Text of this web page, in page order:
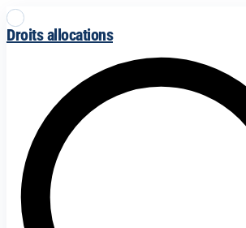
Droits allocations